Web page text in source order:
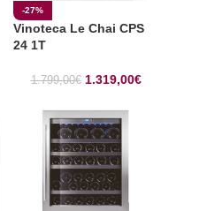
-27%
Vinoteca Le Chai CPS
24 1T
1.799,00€ 1.319,00€